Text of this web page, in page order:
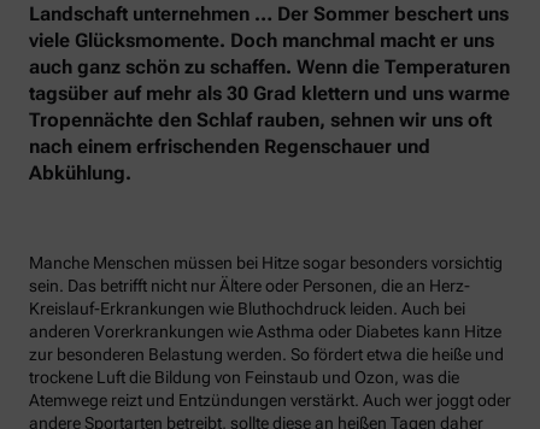
Landschaft unternehmen … Der Sommer beschert uns
viele Glücksmomente. Doch manchmal macht er uns
auch ganz schön zu schaffen. Wenn die Temperaturen
tagsüber auf mehr als 30 Grad klettern und uns warme
Tropennächte den Schlaf rauben, sehnen wir uns oft
nach einem erfrischenden Regenschauer und
Abkühlung.
Manche Menschen müssen bei Hitze sogar besonders vorsichtig
sein. Das betrifft nicht nur Ältere oder Personen, die an Herz-
Kreislauf-Erkrankungen wie Bluthochdruck leiden. Auch bei
anderen Vorerkrankungen wie Asthma oder Diabetes kann Hitze
zur besonderen Belastung werden. So fördert etwa die heiße und
trockene Luft die Bildung von Feinstaub und Ozon, was die
Atemwege reizt und Entzündungen verstärkt. Auch wer joggt oder
andere Sportarten betreibt, sollte diese an heißen Tagen daher